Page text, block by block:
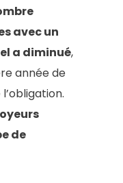
avec un
a diminué,
année de
de